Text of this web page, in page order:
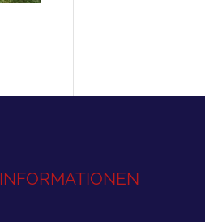
INFORMATIONEN